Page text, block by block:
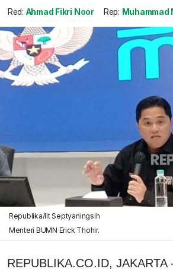
Red: Ahmad Fikri Noor Rep: Muhammad
Republika/Iit Septyaningsih
Menteri BUMN Erick Thohir.
REPUBLIKA.CO.ID, JAKARTA